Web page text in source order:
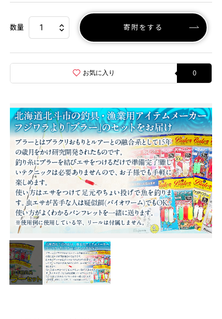
数量 寄附をする
お気に入り 0